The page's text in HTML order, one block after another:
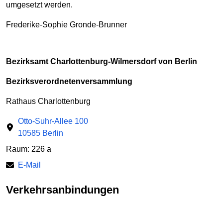
umgesetzt werden.
Frederike-Sophie Gronde-Brunner
Bezirksamt Charlottenburg-Wilmersdorf von Berlin
Bezirksverordnetenversammlung
Rathaus Charlottenburg
Otto-Suhr-Allee 100
10585 Berlin
Raum: 226 a
E-Mail
Verkehrsanbindungen